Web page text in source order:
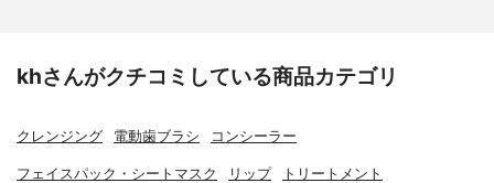
khさんがクチコミしている商品カテゴリ
クレンジング 電動歯ブラシ コンシーラー
フェイスパック・シートマスク リップ トリートメント